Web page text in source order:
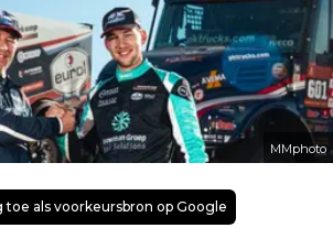
MMphoto
toe als voorkeursbron op Google